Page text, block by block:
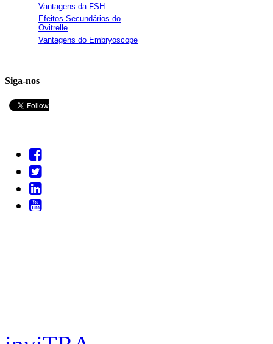
Vantagens da FSH
Efeitos Secundários do
Ovitrelle
Vantagens do Embryoscope
Siga-nos